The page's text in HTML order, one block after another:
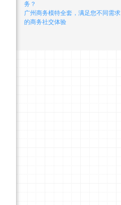
务？
广州商务模特全套，满足您不同需求
的商务社交体验